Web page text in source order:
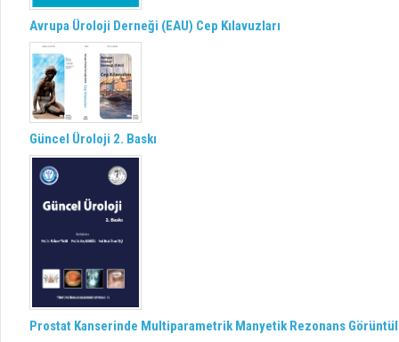
Avrupa Üroloji Derneği (EAU) Cep Kılavuzları
Güncel Üroloji 2. Baskı
Prostat Kanserinde Multiparametrik Manyetik Rezonans